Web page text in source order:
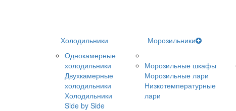
Холодильники
Однокамерные
холодильники
Двухкамерные
холодильники
Холодильники
Side by Side
Морозильники
Морозильные шкафы
Морозильные лари
Низкотемпературные
лари